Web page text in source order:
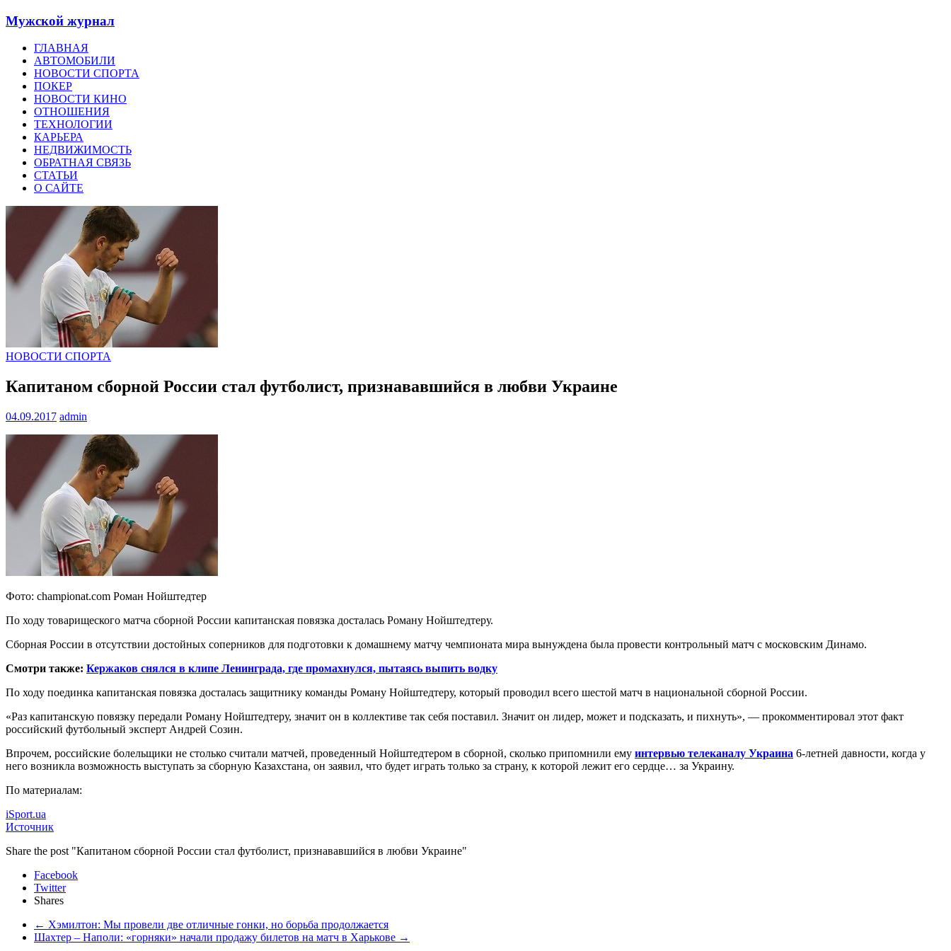
Мужской журнал
ГЛАВНАЯ
АВТОМОБИЛИ
НОВОСТИ СПОРТА
ПОКЕР
НОВОСТИ КИНО
ОТНОШЕНИЯ
ТЕХНОЛОГИИ
КАРЬЕРА
НЕДВИЖИМОСТЬ
ОБРАТНАЯ СВЯЗЬ
СТАТЬИ
О САЙТЕ
НОВОСТИ СПОРТА
Капитаном сборной России стал футболист, признававшийся в любви Украине
04.09.2017 admin
Фото: championat.com Роман Нойштедтер
По ходу товарищеского матча сборной России капитанская повязка досталась Роману Нойштедтеру.
Сборная России в отсутствии достойных соперников для подготовки к домашнему матчу чемпионата мира вынуждена была провести контрольный матч с московским Динамо.
Смотри также: Кержаков снялся в клипе Ленинграда, где промахнулся, пытаясь выпить водку
По ходу поединка капитанская повязка досталась защитнику команды Роману Нойштедтеру, который проводил всего шестой матч в национальной сборной России.
«Раз капитанскую повязку передали Роману Нойштедтеру, значит он в коллективе так себя поставил. Значит он лидер, может и подсказать, и пихнуть», — прокомментировал этот факт
российский футбольный эксперт Андрей Созин.
Впрочем, российские болельщики не столько считали матчей, проведенный Нойштедтером в сборной, сколько припомнили ему интервью телеканалу Украина 6-летней давности, когда у
него возникла возможность выступать за сборную Казахстана, он заявил, что будет играть только за страну, к которой лежит его сердце… за Украину.
По материалам:
iSport.ua
Источник
Share the post "Капитаном сборной России стал футболист, признававшийся в любви Украине"
Facebook
Twitter
Shares
← Хэмилтон: Мы провели две отличные гонки, но борьба продолжается
Шахтер – Наполи: «горняки» начали продажу билетов на матч в Харькове →